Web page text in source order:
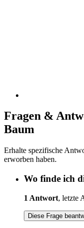
Fragen &
Baum
Erhalte spezifische
erworben haben.
Wo finde ich
1 Antwort, letzte
Diese Frage